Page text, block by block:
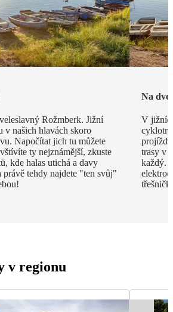
Rožmberk. Jižní
v našich hlavách skoro
Napočítat jich tu můžete
ty nejznámější, zkuste
kde halas utichá a davy
tehdy najdete "ten svůj"
Na
V
trasy v
každý.
v regionu